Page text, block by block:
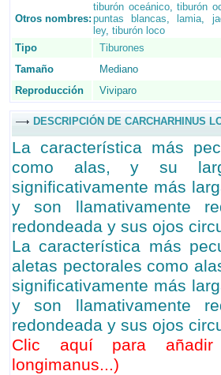
Otros nombres:
tiburón oceánico,tiburón
puntas blancas, lamia,
ley, tiburón loco
Tipo Tiburones
Tamaño
Mediano
Reproducción
Viviparo
DESCRIPCIÓN DE CARCHARHINUS
La característica más
como alas, y su
significativamente más
y son llamativamente
redondeada y sus ojos
La característica más
aletas pectorales como
significativamente más
y son llamativamente
redondeada y sus ojos
Clic aquí para añadir
longimanus...)